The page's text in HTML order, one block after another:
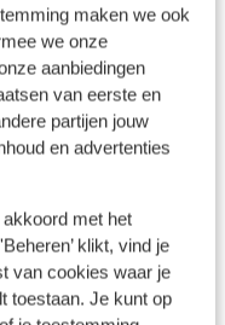
maken we ook
we onze
aanbiedingen
van eerste en
partijen jouw
en advertenties
met het
klikt, vind je
van cookies waar je
toestaan. Je kunt op